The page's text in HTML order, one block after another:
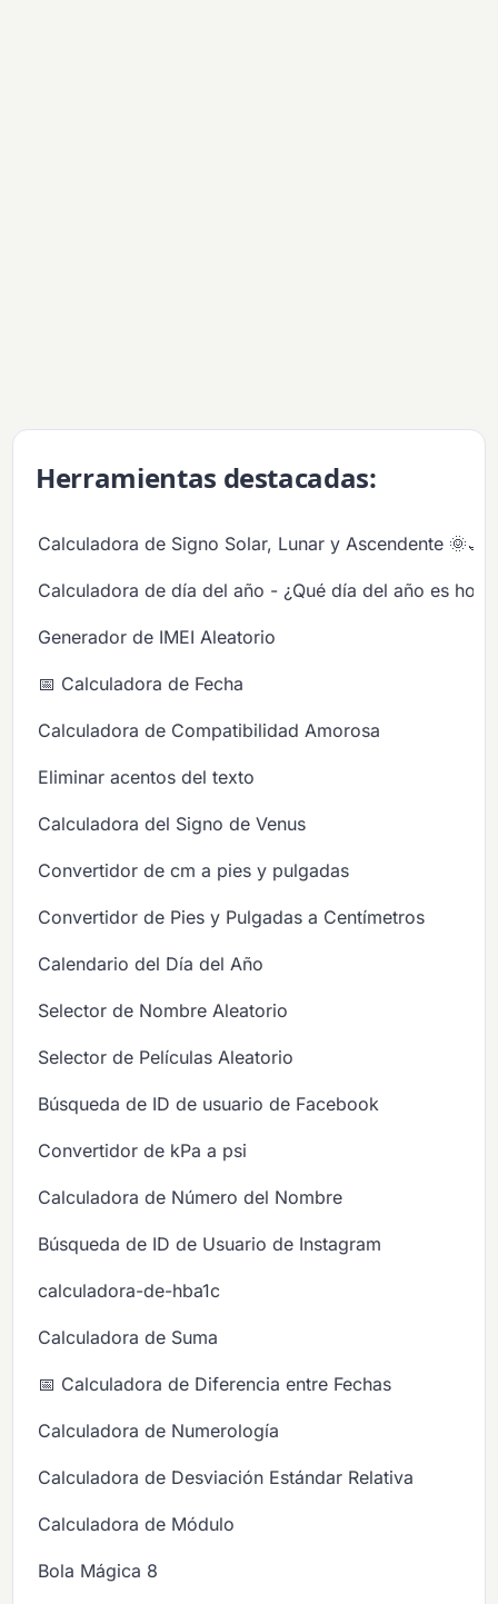
Herramientas destacadas:
Calculadora de Signo Solar, Lunar y Ascendente
Calculadora de día del año - ¿Qué día del año es hoy?
Generador de IMEI Aleatorio
📅 Calculadora de Fecha
Calculadora de Compatibilidad Amorosa
Eliminar acentos del texto
Calculadora del Signo de Venus
Convertidor de cm a pies y pulgadas
Convertidor de Pies y Pulgadas a Centímetros
Calendario del Día del Año
Selector de Nombre Aleatorio
Selector de Películas Aleatorio
Búsqueda de ID de usuario de Facebook
Convertidor de kPa a psi
Calculadora de Número del Nombre
Búsqueda de ID de Usuario de Instagram
calculadora-de-hba1c
Calculadora de Suma
📅 Calculadora de Diferencia entre Fechas
Calculadora de Numerología
Calculadora de Desviación Estándar Relativa
Calculadora de Módulo
Bola Mágica 8